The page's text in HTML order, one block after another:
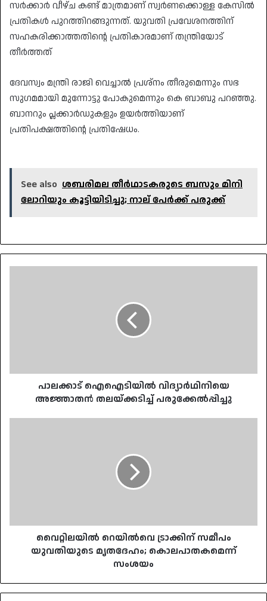
സർക്കാർ വീഴ്ച കണ്ട് മാത്രമാണ് സ്വർണക്കൊള്ള കേസിൽ
പ്രതികൾ പുറത്തിറങ്ങുന്നത്. യുവതി പ്രവേശനത്തിന്
സഹകരിക്കാത്തതിന്റെ പ്രതികാരമാണ് തന്ത്രിയോട്
തീർത്തത്
ദേവസ്വം മന്ത്രി രാജി വെച്ചാൽ പ്രശ്‌നം തീരുമെന്നും സഭ
സുഗമമായി മുന്നോട്ടു പോകുമെന്നും കെ ബാബു പറഞ്ഞു.
ബാനറും പ്ലക്കാർഡുകളും ഉയർത്തിയാണ്
പ്രതിപക്ഷത്തിന്റെ പ്രതിഷേധം.
See also ശബരിമല തീർഥാടകരുടെ ബസും മിനി
ലോറിയും കൂട്ടിയിടിച്ചു; നാല് പേർക്ക് പരുക്ക്
പാലക്കാട് ഐഐടിയിൽ വിദ്യാർഥിനിയെ
അജ്ഞാതൻ തലയ്ക്കടിച്ച് പരുക്കേൽപ്പിച്ചു
വൈറ്റിലയിൽ റെയിൽവെ ട്രാക്കിന് സമീപം
യുവതിയുടെ മൃതദേഹം; കൊലപാതകമെന്ന്
സംശയം